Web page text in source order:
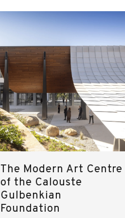
The Modern Art Centre
of the Calouste
Gulbenkian
Foundation